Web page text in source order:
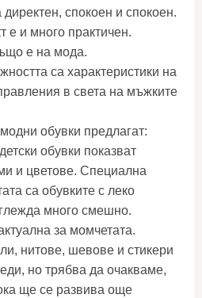
спокоен и спокоен.
е и много практичен.
е на мода.
са характеристики на
в света на мъжките
обувки предлагат:
обувки показват
и цветове. Специална
са обувките с леко
много смешно.
за момчетата.
нитове, шевове и стикери
но трябва да очакваме,
ще се развива още